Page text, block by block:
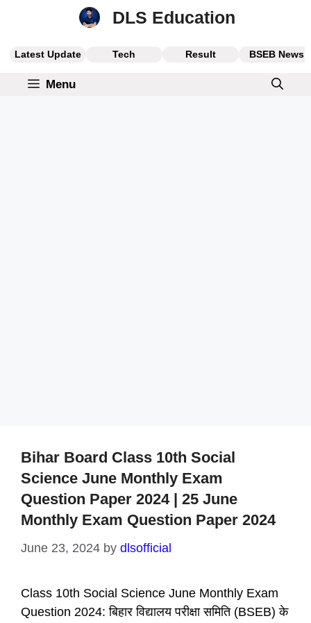
DLS Education
Latest Update Tech Result BSEB News
Menu
Bihar Board Class 10th Social
Science June Monthly Exam
Question Paper 2024 | 25 June
Monthly Exam Question Paper 2024
June 23, 2024 by dlsofficial
Class 10th Social Science June Monthly Exam
Question 2024: बिहार विद्यालय परीक्षा समिति (BSEB) के